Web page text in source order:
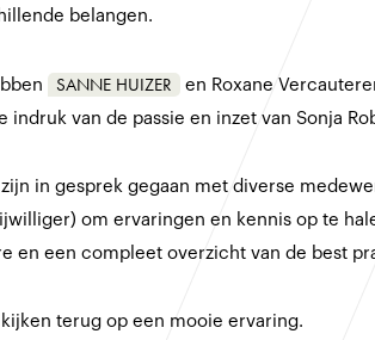
belangen.
SANNE HUIZER
en Roxane
indruk van de passie en inzet van Sonja
in gesprek gegaan met diverse
om ervaringen en kennis op te
en een compleet overzicht van de best
kijken terug op een mooie ervaring.